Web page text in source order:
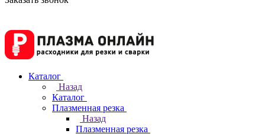
Каталог
Назад
Каталог
Плазменная резка
Назад
Плазменная резка